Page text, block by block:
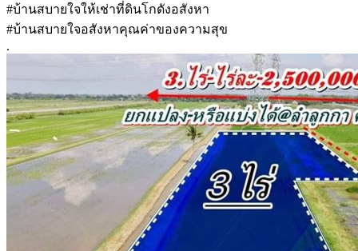
#บ้านสบายใจให้เช่าที่ดินโกดังอสังหา
#บ้านสบายใจอสังหาคุณค่าของความสุข
.